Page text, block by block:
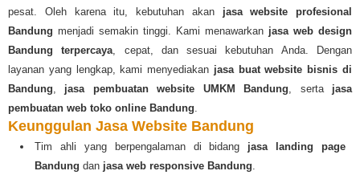
pesat. Oleh karena itu, kebutuhan akan jasa website profesional
Bandung menjadi semakin tinggi. Kami menawarkan jasa web design
Bandung terpercaya, cepat, dan sesuai kebutuhan Anda. Dengan
layanan yang lengkap, kami menyediakan jasa buat website bisnis di
Bandung, jasa pembuatan website UMKM Bandung, serta jasa
pembuatan web toko online Bandung.
Keunggulan Jasa Website Bandung
Tim ahli yang berpengalaman di bidang jasa landing page
Bandung dan jasa web responsive Bandung.